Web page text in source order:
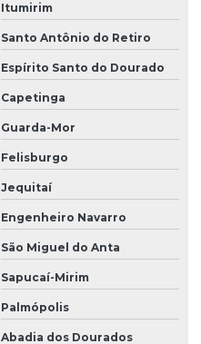
Itumirim
Santo Antônio do Retiro
Espírito Santo do Dourado
Capetinga
Guarda-Mor
Felisburgo
Jequitaí
Engenheiro Navarro
São Miguel do Anta
Sapucaí-Mirim
Palmópolis
Abadia dos Dourados